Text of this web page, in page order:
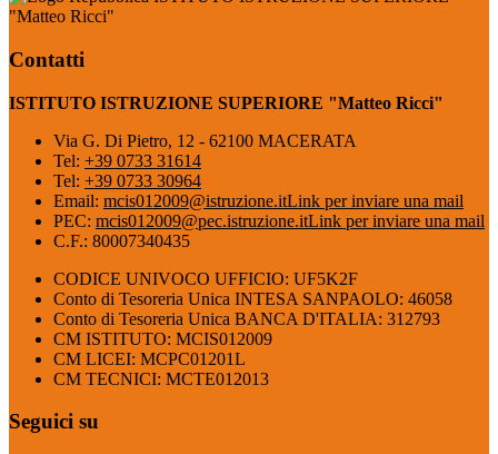
"Matteo Ricci"
Contatti
ISTITUTO ISTRUZIONE SUPERIORE "Matteo Ricci"
Via G. Di Pietro, 12 - 62100 MACERATA
Tel: +39 0733 31614
Tel: +39 0733 30964
Email: mcis012009@istruzione.itLink per inviare una mail
PEC: mcis012009@pec.istruzione.itLink per inviare una mail
C.F.: 80007340435
CODICE UNIVOCO UFFICIO: UF5K2F
Conto di Tesoreria Unica INTESA SANPAOLO: 46058
Conto di Tesoreria Unica BANCA D'ITALIA: 312793
CM ISTITUTO: MCIS012009
CM LICEI: MCPC01201L
CM TECNICI: MCTE012013
Seguici su